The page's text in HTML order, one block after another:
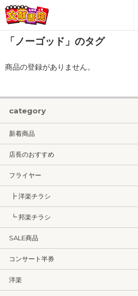
会員登録
「ノーゴッド」のタグ
商品の登録がありません。
category
新着商品
店長のおすすめ
フライヤー
┣ 洋楽チラシ
┗ 邦楽チラシ
SALE商品
コンサート半券
洋楽